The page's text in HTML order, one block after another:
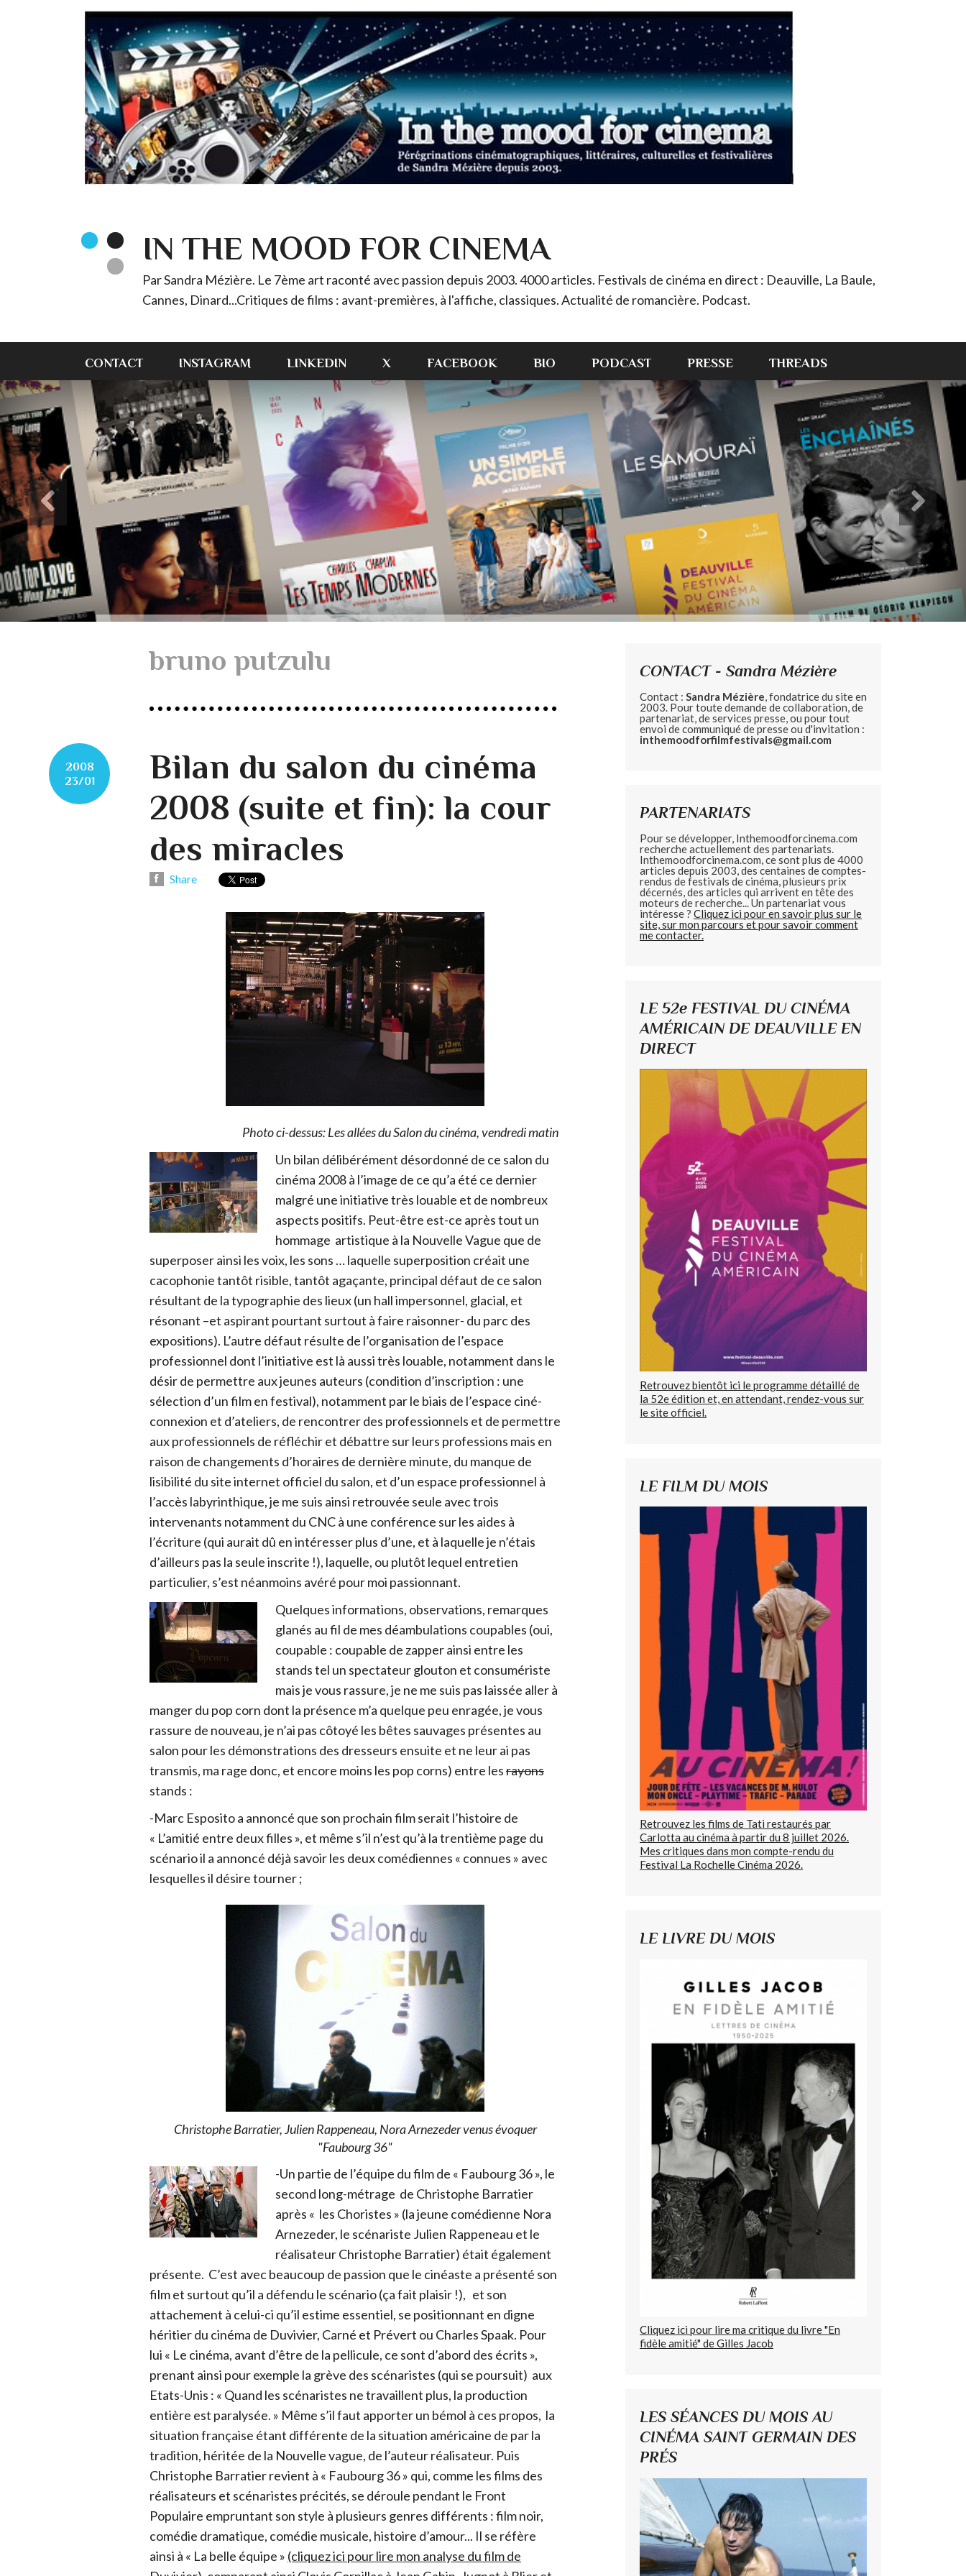
IN THE MOOD FOR CINEMA
Par Sandra Mézière. Le 7ème art raconté avec passion depuis 2003. 4000 articles. Festivals de cinéma en direct : Deauville, La Baule,
Cannes, Dinard...Critiques de films : avant-premières, à l'affiche, classiques. Actualité de romancière. Podcast.
CONTACT INSTAGRAM LINKEDIN X FACEBOOK BIO PODCAST PRESSE THREADS
bruno putzulu
2008
23/01
Bilan du salon du cinéma
2008 (suite et fin): la cour
des miracles
Share
Photo ci-dessus: Les allées du Salon du cinéma, vendredi matin
Un bilan délibérément désordonné de ce salon du
cinéma 2008 à l’image de ce qu’a été ce dernier
malgré une initiative très louable et de nombreux
aspects positifs. Peut-être est-ce après tout un
hommage artistique à la Nouvelle Vague que de
superposer ainsi les voix, les sons … laquelle superposition créait une
cacophonie tantôt risible, tantôt agaçante, principal défaut de ce salon
résultant de la typographie des lieux (un hall impersonnel, glacial, et
résonant –et aspirant pourtant surtout à faire raisonner- du parc des
expositions). L’autre défaut résulte de l’organisation de l’espace
professionnel dont l’initiative est là aussi très louable, notamment dans le
désir de permettre aux jeunes auteurs (condition d’inscription : une
sélection d’un film en festival), notamment par le biais de l’espace ciné-
connexion et d’ateliers, de rencontrer des professionnels et de permettre
aux professionnels de réfléchir et débattre sur leurs professions mais en
raison de changements d’horaires de dernière minute, du manque de
lisibilité du site internet officiel du salon, et d’un espace professionnel à
l’accès labyrinthique, je me suis ainsi retrouvée seule avec trois
intervenants notamment du CNC à une conférence sur les aides à
l’écriture (qui aurait dû en intéresser plus d’une, et à laquelle je n’étais
d’ailleurs pas la seule inscrite !), laquelle, ou plutôt lequel entretien
particulier, s’est néanmoins avéré pour moi passionnant.
Quelques informations, observations, remarques
glanés au fil de mes déambulations coupables (oui,
coupable : coupable de zapper ainsi entre les
stands tel un spectateur glouton et consumériste
mais je vous rassure, je ne me suis pas laissée aller à
manger du pop corn dont la présence m’a quelque peu enragée, je vous
rassure de nouveau, je n’ai pas côtoyé les bêtes sauvages présentes au
salon pour les démonstrations des dresseurs ensuite et ne leur ai pas
transmis, ma rage donc, et encore moins les pop corns) entre lesrayons
stands :
-Marc Esposito a annoncé que son prochain film serait l’histoire de
« L’amitié entre deux filles », et même s’il n’est qu’à la trentième page du
scénario il a annoncé déjà savoir les deux comédiennes « connues » avec
lesquelles il désire tourner ;
Christophe Barratier, Julien Rappeneau, Nora Arnezeder venus évoquer
"Faubourg 36"
-Un partie de l’équipe du film de « Faubourg 36 », le
second long-métrage de Christophe Barratier
après « les Choristes » (la jeune comédienne Nora
Arnezeder, le scénariste Julien Rappeneau et le
réalisateur Christophe Barratier) était également
présente. C’est avec beaucoup de passion que le cinéaste a présenté son
film et surtout qu’il a défendu le scénario (ça fait plaisir !), et son
attachement à celui-ci qu’il estime essentiel, se positionnant en digne
héritier du cinéma de Duvivier, Carné et Prévert ou Charles Spaak. Pour
lui « Le cinéma, avant d’être de la pellicule, ce sont d’abord des écrits »,
prenant ainsi pour exemple la grève des scénaristes (qui se poursuit) aux
Etats-Unis : « Quand les scénaristes ne travaillent plus, la production
entière est paralysée. » Même s’il faut apporter un bémol à ces propos, la
situation française étant différente de la situation américaine de par la
tradition, héritée de la Nouvelle vague, de l’auteur réalisateur. Puis
Christophe Barratier revient à « Faubourg 36 » qui, comme les films des
réalisateurs et scénaristes précités, se déroule pendant le Front
Populaire empruntant son style à plusieurs genres différents : film noir,
comédie dramatique, comédie musicale, histoire d’amour... Il se réfère
ainsi à « La belle équipe » (cliquez ici pour lire mon analyse du film de
CONTACT - Sandra Mézière
Contact : Sandra Mézière, fondatrice du site en
2003. Pour toute demande de collaboration, de
partenariat, de services presse, ou pour tout
envoi de communiqué de presse ou d'invitation :
inthemoodforfilmfestivals@gmail.com
PARTENARIATS
Pour se développer, Inthemoodforcinema.com
recherche actuellement des partenariats.
Inthemoodforcinema.com, ce sont plus de 4000
articles depuis 2003, des centaines de comptes-
rendus de festivals de cinéma, plusieurs prix
décernés, des articles qui arrivent en tête des
moteurs de recherche... Un partenariat vous
intéresse ? Cliquez ici pour en savoir plus sur le
site, sur mon parcours et pour savoir comment
me contacter.
LE 52e FESTIVAL DU CINÉMA
AMÉRICAIN DE DEAUVILLE EN
DIRECT
Retrouvez bientôt ici le programme détaillé de
la 52e édition et, en attendant, rendez-vous sur
le site officiel.
LE FILM DU MOIS
Retrouvez les films de Tati restaurés par
Carlotta au cinéma à partir du 8 juillet 2026.
Mes critiques dans mon compte-rendu du
Festival La Rochelle Cinéma 2026.
LE LIVRE DU MOIS
Cliquez ici pour lire ma critique du livre "En
fidèle amitié" de Gilles Jacob
LES SÉANCES DU MOIS AU
CINÉMA SAINT GERMAIN DES
PRÉS